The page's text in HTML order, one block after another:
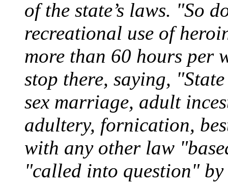
of the state’s laws. "So
recreational use of
more than 60 hours per
stop there, saying,
sex marriage, adult
adultery, fornication,
with any other law
"called into question" by